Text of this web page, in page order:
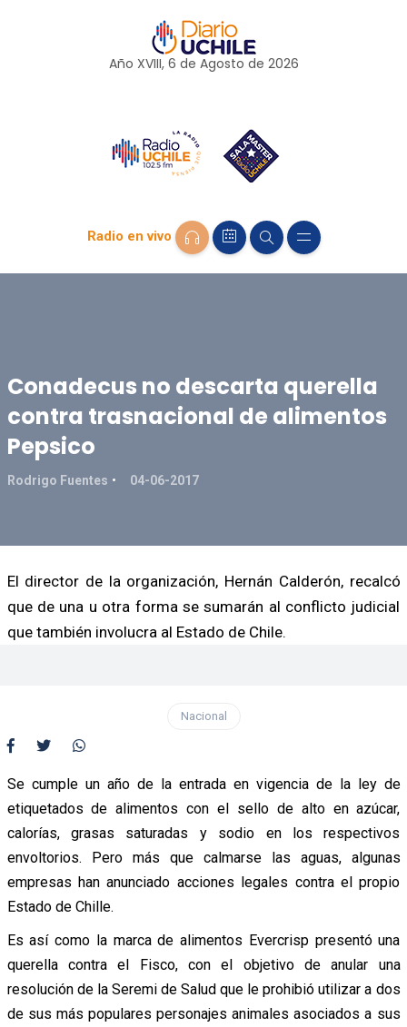
Año XVIII, 6 de Agosto de 2026
Radio en vivo
Conadecus no descarta querella
contra trasnacional de alimentos
Pepsico
Rodrigo Fuentes 04-06-2017
El director de la organización, Hernán Calderón, recalcó
que de una u otra forma se sumarán al conflicto judicial
que también involucra al Estado de Chile.
Nacional
Se cumple un año de la entrada en vigencia de la ley de
etiquetados de alimentos con el sello de alto en azúcar,
calorías, grasas saturadas y sodio en los respectivos
envoltorios. Pero más que calmarse las aguas, algunas
empresas han anunciado acciones legales contra el propio
Estado de Chille.
Es así como la marca de alimentos Evercrisp presentó una
querella contra el Fisco, con el objetivo de anular una
resolución de la Seremi de Salud que le prohibió utilizar a dos
de sus más populares personajes animales asociados a sus